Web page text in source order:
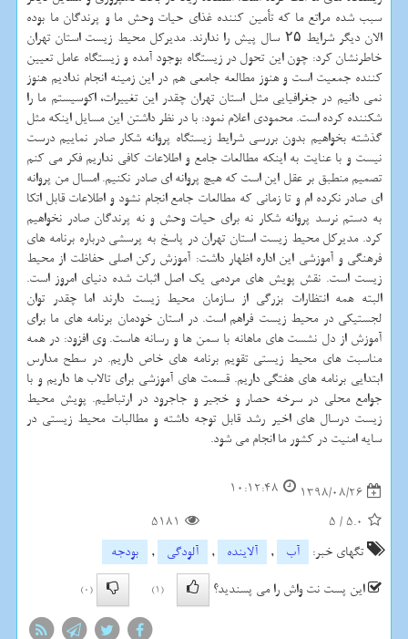
سبب شده مراتع ما كه تأمین كننده غذای حیات وحش ما و پرندگان ما بوده
الان دیگر شرایط ۲۵ سال پیش را ندارند. مدیركل محیط زیست استان تهران
خاطرنشان كرد: چون این تحول در زیستگاه بوجود آمده و زیستگاه عامل تعیین
كننده جمعیت است و هنوز مطالعه جامعی هم در این زمینه انجام ندادیم هنوز
نمی دانیم در جغرافیایی مثل استان تهران چقدر این تغییرات، اكوسیستم ما را
شكننده كرده است. محمودی اعلام نمود: با در نظر داشتن این مسایل اینكه مثل
گذشته بخواهیم بدون بررسی شرایط زیستگاه پروانه شكار صادر نماییم درست
نیست و با عنایت به اینكه مطالعات جامع و اطلاعات كافی نداریم فكر می كنم
تصمیم منطبق بر عقل این است كه هیچ پروانه ای صادر نكنیم. امسال من پروانه
ای صادر نكرده ام و تا زمانی كه مطالعات جامع انجام نشود و اطلاعات قابل اتكا
به دستم نرسد پروانه شكار نه برای حیات وحش و نه پرندگان صادر نخواهیم
كرد. مدیركل محیط زیست استان تهران در پاسخ به پرسشی درباره برنامه های
فرهنگی و آموزشی این اداره اظهار داشت: آموزش ركن اصلی حفاظت از محیط
زیست است. نقش پویش های مردمی یك اصل اثبات شده دنیای امروز است.
البته همه انتظارات بزرگی از سازمان محیط زیست دارند اما چقدر توان
لجستیكی در محیط زیست فراهم است. در استان خودمان برنامه های ما برای
آموزش از دل نشست های ماهانه با سمن ها و رسانه هاست. وی افزود: در همه
مناسبت های محیط زیستی تقویم برنامه های خاص داریم. در سطح مدارس
ابتدایی برنامه های هفتگی داریم. قسمت های آموزشی برای تالاب ها داریم و با
جوامع محلی در سرخه حصار و خجیر و جاجرود در ارتباطیم. پویش محیط
زیست درسال های اخیر رشد قابل توجه داشته و مطالبات محیط زیستی در
سایه امنیت در كشور ما انجام می شود.
1398/08/26
10:12:48
5.0
/
5
5181
تگهای خبر:
آب , آلاینده , آلودگی ,
بودجه
این پست نت واش را می پسندید؟
(1)
(0)